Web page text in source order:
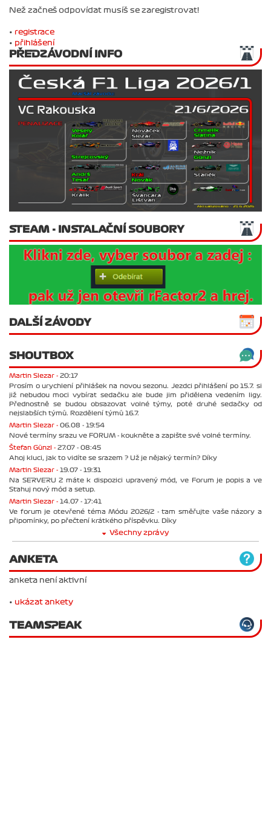
Než začneš odpovídat musíš se zaregistrovat!
• registrace
• přihlášení
PŘEDZÁVODNÍ INFO
STEAM - INSTALAČNÍ SOUBORY
DALŠÍ ZÁVODY
SHOUTBOX
Martin Slezar - 20:17
Prosím o urychlení přihlášek na novou sezonu. Jezdci přihlášení po 15.7. si
již nebudou moci vybírat sedačku ale bude jim přidělena vedením ligy.
Přednostně se budou obsazovat volné týmy, poté druhé sedačky od
nejslabších týmů. Rozdělení týmů 16.7.
Martin Slezar - 06.08 - 19:54
Nové termíny srazu ve FORUM - koukněte a zapište své volné termíny.
Štefan Günzl - 27.07 - 08:45
Ahoj kluci, jak to vidíte se srazem ? Už je nějaký termín? Díky
Martin Slezar - 19.07 - 19:31
Na SERVERU 2 máte k dispozici upravený mód, ve Forum je popis a ve
Stahuj nový mód a setup.
Martin Slezar - 14.07 - 17:41
Ve forum je otevřené téma Módu 2026/2 - tam směřujte vaše názory a
připomínky, po přečtení krátkého příspěvku. Díky
Všechny zprávy
ANKETA
anketa není aktivní
• ukázat ankety
TEAMSPEAK